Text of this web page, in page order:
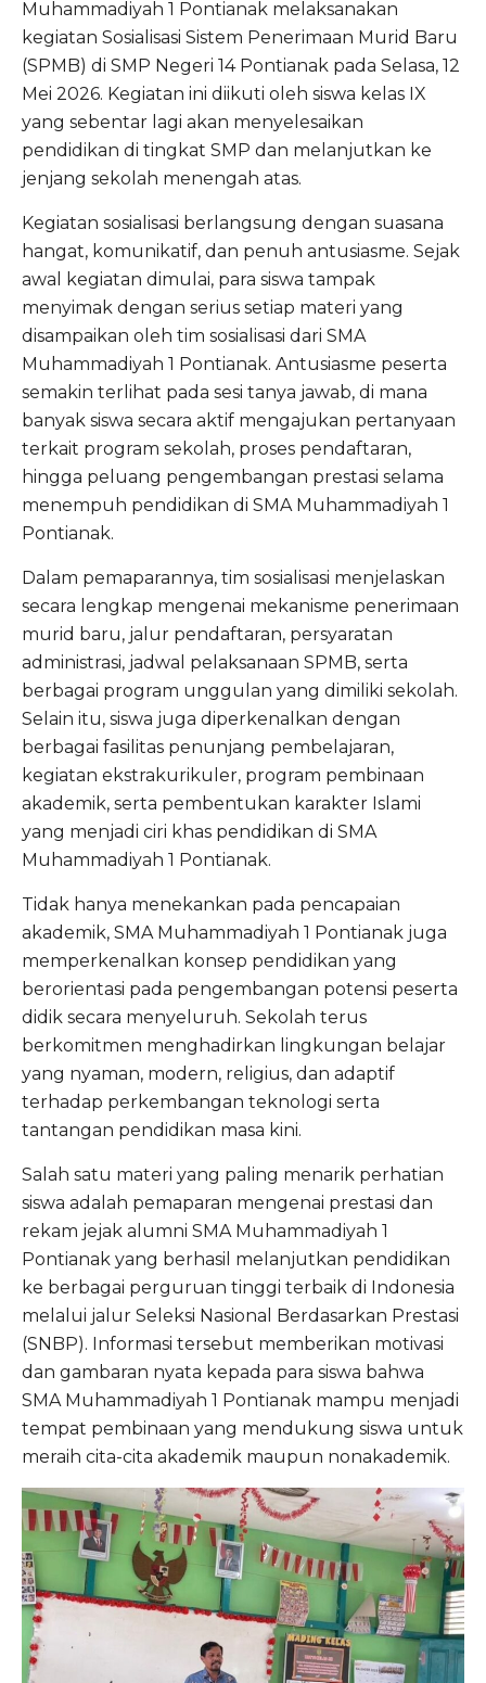
Muhammadiyah 1 Pontianak melaksanakan
kegiatan Sosialisasi Sistem Penerimaan Murid Baru
(SPMB) di SMP Negeri 14 Pontianak pada Selasa, 12
Mei 2026. Kegiatan ini diikuti oleh siswa kelas IX
yang sebentar lagi akan menyelesaikan
pendidikan di tingkat SMP dan melanjutkan ke
jenjang sekolah menengah atas.
Kegiatan sosialisasi berlangsung dengan suasana
hangat, komunikatif, dan penuh antusiasme. Sejak
awal kegiatan dimulai, para siswa tampak
menyimak dengan serius setiap materi yang
disampaikan oleh tim sosialisasi dari SMA
Muhammadiyah 1 Pontianak. Antusiasme peserta
semakin terlihat pada sesi tanya jawab, di mana
banyak siswa secara aktif mengajukan pertanyaan
terkait program sekolah, proses pendaftaran,
hingga peluang pengembangan prestasi selama
menempuh pendidikan di SMA Muhammadiyah 1
Pontianak.
Dalam pemaparannya, tim sosialisasi menjelaskan
secara lengkap mengenai mekanisme penerimaan
murid baru, jalur pendaftaran, persyaratan
administrasi, jadwal pelaksanaan SPMB, serta
berbagai program unggulan yang dimiliki sekolah.
Selain itu, siswa juga diperkenalkan dengan
berbagai fasilitas penunjang pembelajaran,
kegiatan ekstrakurikuler, program pembinaan
akademik, serta pembentukan karakter Islami
yang menjadi ciri khas pendidikan di SMA
Muhammadiyah 1 Pontianak.
Tidak hanya menekankan pada pencapaian
akademik, SMA Muhammadiyah 1 Pontianak juga
memperkenalkan konsep pendidikan yang
berorientasi pada pengembangan potensi peserta
didik secara menyeluruh. Sekolah terus
berkomitmen menghadirkan lingkungan belajar
yang nyaman, modern, religius, dan adaptif
terhadap perkembangan teknologi serta
tantangan pendidikan masa kini.
Salah satu materi yang paling menarik perhatian
siswa adalah pemaparan mengenai prestasi dan
rekam jejak alumni SMA Muhammadiyah 1
Pontianak yang berhasil melanjutkan pendidikan
ke berbagai perguruan tinggi terbaik di Indonesia
melalui jalur Seleksi Nasional Berdasarkan Prestasi
(SNBP). Informasi tersebut memberikan motivasi
dan gambaran nyata kepada para siswa bahwa
SMA Muhammadiyah 1 Pontianak mampu menjadi
tempat pembinaan yang mendukung siswa untuk
meraih cita-cita akademik maupun nonakademik.